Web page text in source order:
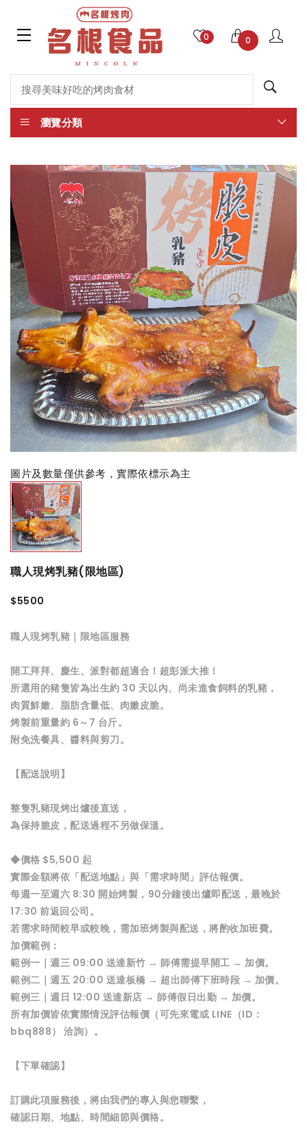
0 0
瀏覽分類
圖片及數量僅供參考，實際依標示為主
職人現烤乳豬(限地區)
$5500
職人現烤乳豬｜限地區服務
開工拜拜、慶生、派對都超適合！超彭派大推！
所選用的豬隻皆為出生約 30 天以內、尚未進食飼料的乳豬，
肉質鮮嫩、脂肪含量低、肉嫩皮脆。
烤製前重量約 6～7 台斤。
附免洗餐具、醬料與剪刀。
【配送說明】
整隻乳豬現烤出爐後直送，
為保持脆皮，配送過程不另做保溫。
◆價格 $5,500 起
實際金額將依「配送地點」與「需求時間」評估報價。
每週一至週六 8:30 開始烤製，90分鐘後出爐即配送，最晚於
17:30 前返回公司。
若需求時間較早或較晚，需加班烤製與配送，將酌收加班費。
加價範例：
範例一｜週三 09:00 送達新竹 → 師傅需提早開工 → 加價。
範例二｜週五 20:00 送達板橋 → 超出師傅下班時段 → 加價。
範例三｜週日 12:00 送達新店 → 師傅假日出勤 → 加價。
所有加價皆依實際情況評估報價（可先來電或 LINE（ID：
bbq888） 洽詢）。
【下單確認】
訂購此項服務後，將由我們的專人與您聯繫，
確認日期、地點、時間細節與價格。